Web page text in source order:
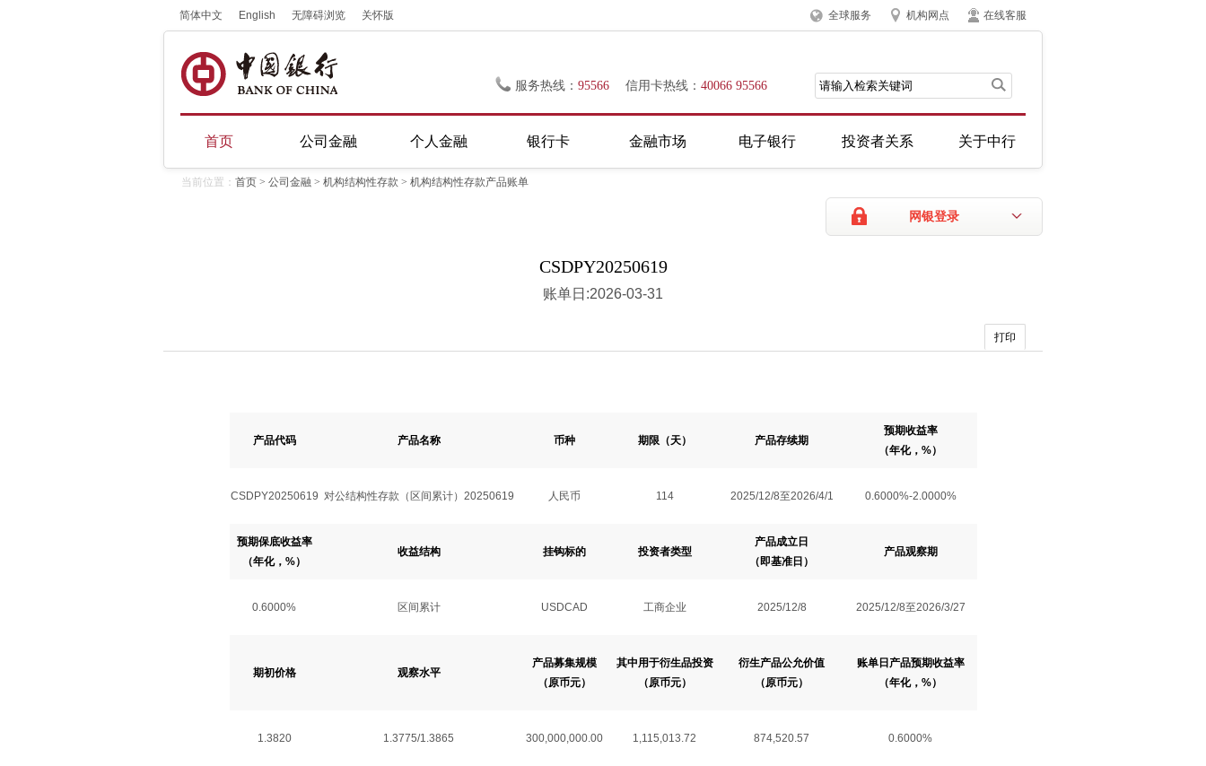
简体中文 English 无障碍浏览 关怀版 全球服务 机构网点 在线客服
服务热线： 95566 信用卡热线： 40066 95566
首页 公司金融 个人金融 银行卡 金融市场 电子银行 投资者关系 关于中行
当前位置： 首页 > 公司金融 > 机构结构性存款 > 机构结构性存款产品账单
网银登录
CSDPY20250619
账单日:2026-03-31
打印
产品代码 产品名称 币种 期限（天） 产品存续期
预期收益率
（年化，%）
CSDPY20250619 对公结构性存款（区间累计）20250619 人民币 114 2025/12/8至2026/4/1 0.6000%-2.0000%
预期保底收益率
（年化，%）
收益结构 挂钩标的 投资者类型
产品成立日
（即基准日）
产品观察期
0.6000% 区间累计 USDCAD 工商企业 2025/12/8 2025/12/8至2026/3/27
期初价格 观察水平
产品募集规模
（原币元）
其中用于衍生品投资
（原币元）
衍生产品公允价值
（原币元）
账单日产品预期收益率
（年化，%）
1.3820 1.3775/1.3865 300,000,000.00 1,115,013.72 874,520.57 0.6000%